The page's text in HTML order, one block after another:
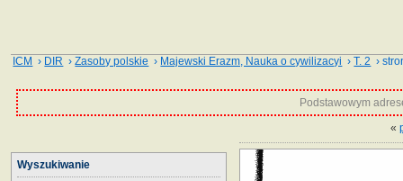
ICM › DIR ›Zasoby polskie › Majewski Erazm, Nauka o cywilizacyi ›T. 2 ›
Podstawowym
«
Wyszukiwanie